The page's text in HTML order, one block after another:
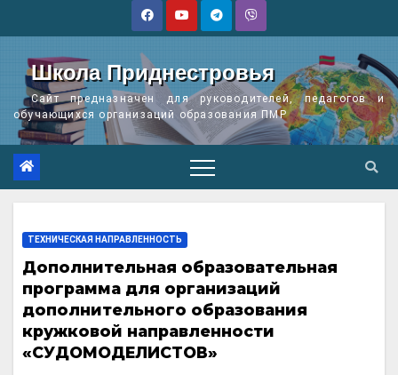
Школа Приднестровья
Сайт предназначен для руководителей, педагогов и
обучающихся организаций образования ПМР
ТЕХНИЧЕСКАЯ НАПРАВЛЕННОСТЬ
Дополнительная образовательная
программа для организаций
дополнительного образования
кружковой направленности
«СУДОМОДЕЛИСТОВ»